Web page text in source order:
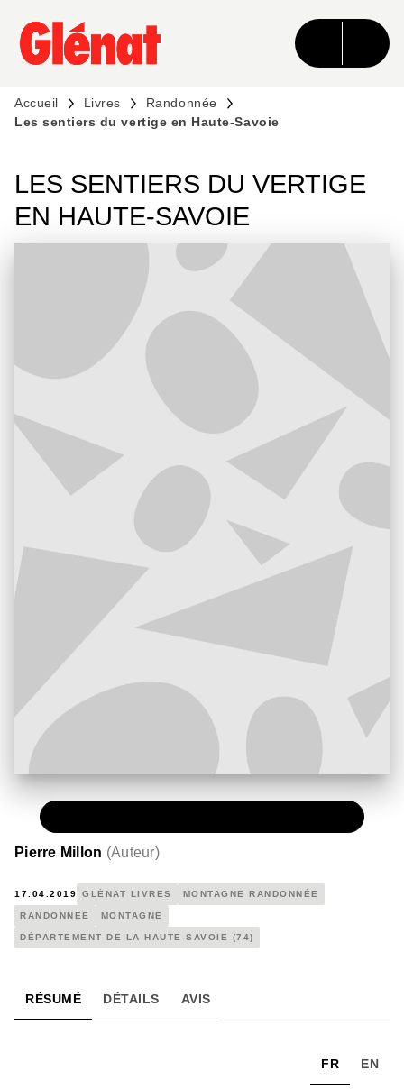
MENU RECHERCHE CONTENU
PIED DE PAGE
Accueil Livres
Randonnée
Les sentiers du vertige en Haute-Savoie
LES SENTIERS DU VERTIGE
EN HAUTE-SAVOIE
Pierre Millon (Auteur)
17.04.2019 GLÉNAT LIVRES MONTAGNE RANDONNÉE
RANDONNÉE MONTAGNE
DÉPARTEMENT DE LA HAUTE-SAVOIE (74)
RÉSUMÉ DÉTAILS AVIS
FR EN